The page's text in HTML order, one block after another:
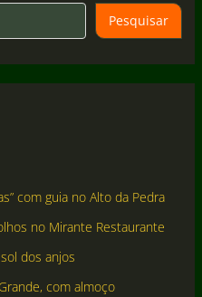
Pesquisar
com guia no Alto da Pedra
no Mirante Restaurante
dos anjos
com almoço